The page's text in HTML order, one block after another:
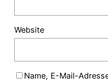
Website
Name, E-Mail-